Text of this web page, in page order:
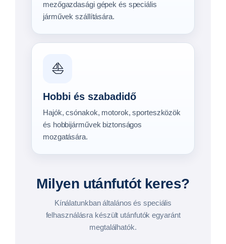
mezőgazdasági gépek és speciális
járművek szállítására.
⛵
Hobbi és szabadidő
Hajók, csónakok, motorok, sporteszközök
és hobbijárművek biztonságos
mozgatására.
Milyen utánfutót keres?
Kínálatunkban általános és speciális
felhasználásra készült utánfutók egyaránt
megtalálhatók.